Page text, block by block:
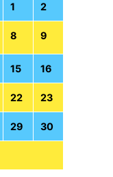
1 2
8 9
15 16
22 23
29 30